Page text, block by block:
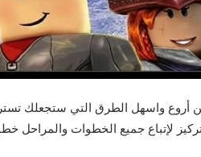
لإتباع جميع الخطوات والمراحل